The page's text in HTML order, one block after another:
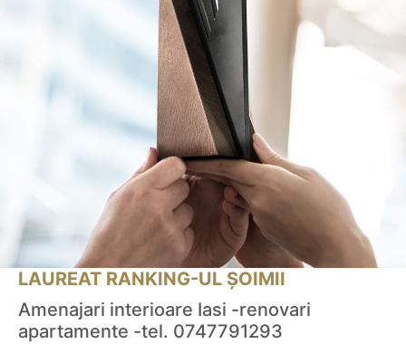
LAUREAT RANKING-UL ȘOIMII
Amenajari interioare Iasi -renovari
apartamente -tel. 0747791293